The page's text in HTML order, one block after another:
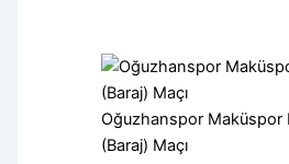
Oğuzhanspor Maküspor
(Baraj) Maçı